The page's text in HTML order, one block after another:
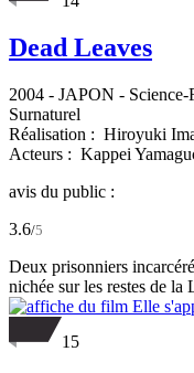
Dead Leaves
2004 - JAPON -
Surnaturel
Réalisation : Hiroyuki
Acteurs : Kappei
avis du public :
3.6/5
Deux prisonniers
nichée sur les restes de la
15